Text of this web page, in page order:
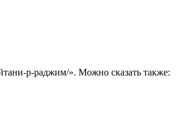
р-раджим/». Можно сказать также: